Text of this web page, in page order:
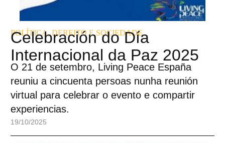
POLÍTICA, DEREITO E SOCIEDADE
Celebración do Día
Internacional da Paz 2025
O 21 de setembro, Living Peace España
reuniu a cincuenta persoas nunha reunión
virtual para celebrar o evento e compartir
experiencias.
19/10/2025